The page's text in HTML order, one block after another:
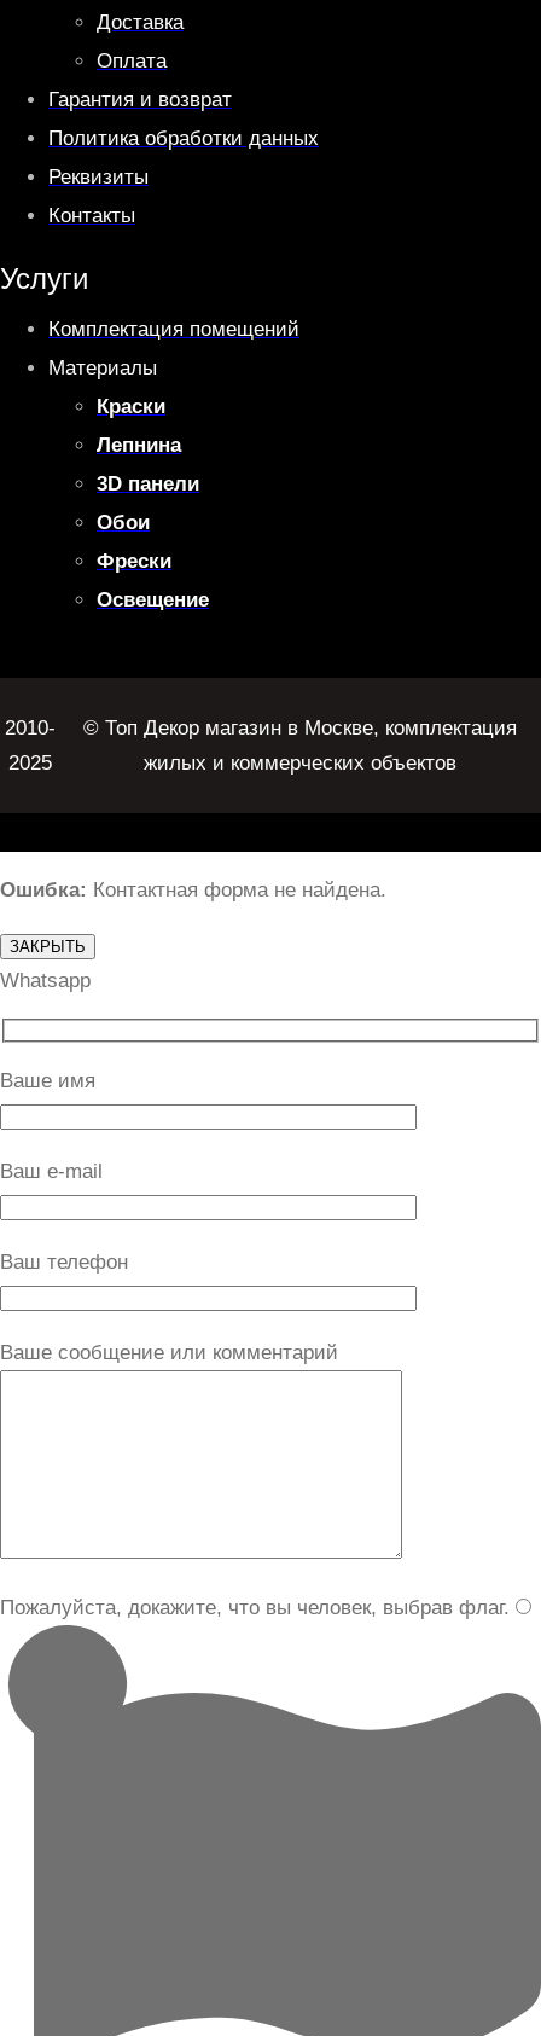
Доставка
Оплата
Гарантия и возврат
Политика обработки данных
Реквизиты
Контакты
Услуги
Комплектация помещений
Материалы
Краски
Лепнина
3D панели
Обои
Фрески
Освещение
2010-
2025
© Топ Декор магазин в Москве, комплектация
жилых и коммерческих объектов
Ошибка: Контактная форма не найдена.
ЗАКРЫТЬ
Whatsapp
Ваше имя
Ваш e-mail
Ваш телефон
Ваше сообщение или комментарий
Пожалуйста, докажите, что вы человек, выбрав флаг.